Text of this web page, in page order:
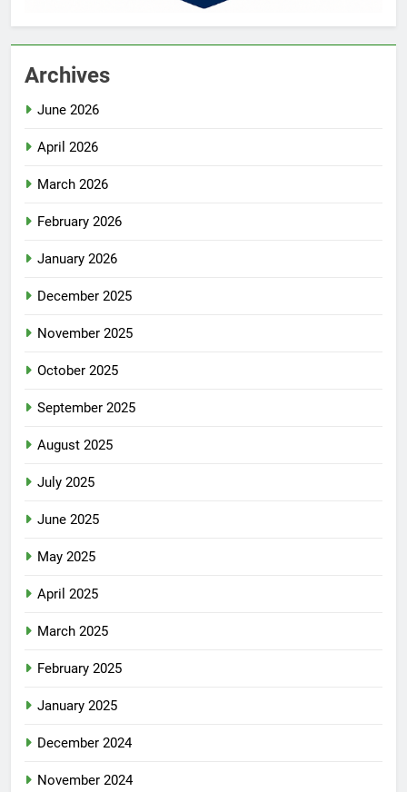
Archives
June 2026
April 2026
March 2026
February 2026
January 2026
December 2025
November 2025
October 2025
September 2025
August 2025
July 2025
June 2025
May 2025
April 2025
March 2025
February 2025
January 2025
December 2024
November 2024